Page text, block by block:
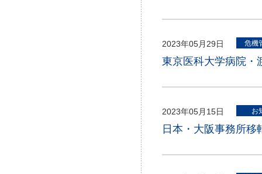
2023年05月29日 危機
東京医科大学病院
2023年05月15日 お
日本・大阪事務所移